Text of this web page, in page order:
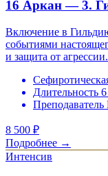
16 Аркан — 3.
Включение в
событиями
и защита от агрессии.
Длительность
Преподаватель
8 500 ₽
Подробнее →
Интенсив